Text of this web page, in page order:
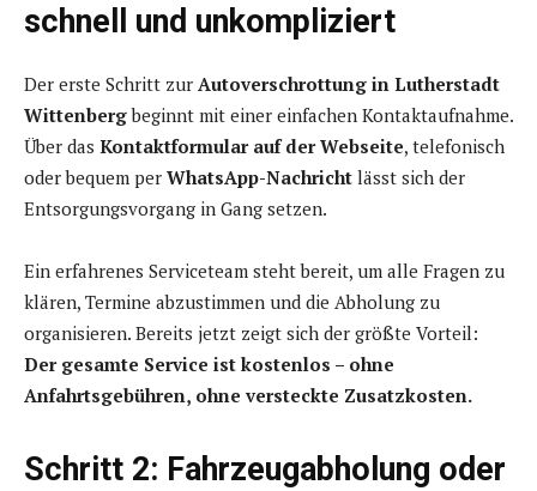
schnell und unkompliziert
Der erste Schritt zur Autoverschrottung in Lutherstadt
Wittenbergbeginnt mit einer einfachen Kontaktaufnahme.
Über das Kontaktformular auf der Webseite, telefonisch
oder bequem per WhatsApp-Nachricht lässt sich der
Entsorgungsvorgang in Gang setzen.
Ein erfahrenes Serviceteam steht bereit, um alle Fragen zu
klären, Termine abzustimmen und die Abholung zu
organisieren. Bereits jetzt zeigt sich der größte Vorteil:
Der gesamte Service ist kostenlos – ohne
Anfahrtsgebühren, ohne versteckte Zusatzkosten.
Schritt 2: Fahrzeugabholung oder